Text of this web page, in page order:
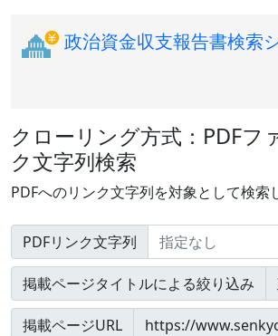
政治資金収支報告書検索
クローリング方式：PDFフ
ク文字列検索
PDFへのリンク文字列を対象として検索
PDFリンク文字列
掲載ページタイトルによる絞り込み
掲載ページURL